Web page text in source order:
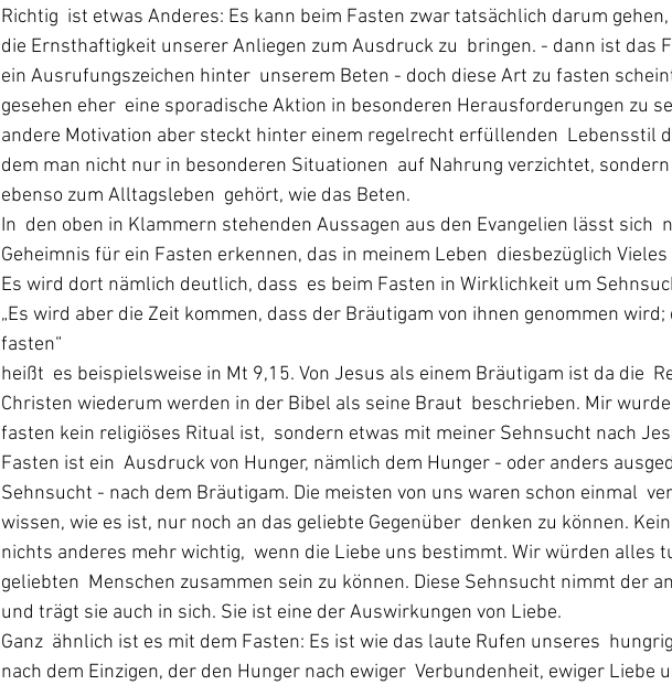
Richtig  ist etwas Anderes: Es kann beim Fasten zwar tatsächlich darum
die Ernsthaftigkeit unserer Anliegen zum Ausdruck zu  bringen. - dann ist das
ein Ausrufungszeichen hinter  unserem Beten - doch diese Art zu fasten
gesehen eher  eine sporadische Aktion in besonderen Herausforderungen zu
andere Motivation aber steckt hinter einem regelrecht erfüllenden  Lebensstil
dem man nicht nur in besonderen Situationen  auf Nahrung verzichtet,
ebenso zum Alltagsleben  gehört, wie das Beten.
In  den oben in Klammern stehenden Aussagen aus den Evangelien lässt sich
Geheimnis für ein Fasten erkennen, das in meinem Leben  diesbezüglich
Es wird dort nämlich deutlich, dass  es beim Fasten in Wirklichkeit um
„Es wird aber die Zeit kommen, dass der Bräutigam von ihnen genommen
fasten“
heißt  es beispielsweise in Mt 9,15. Von Jesus als einem Bräutigam ist da die
Christen wiederum werden in der Bibel als seine Braut  beschrieben. Mir
fasten kein religiöses Ritual ist,  sondern etwas mit meiner Sehnsucht nach
Fasten ist ein  Ausdruck von Hunger, nämlich dem Hunger - oder anders
Sehnsucht - nach dem Bräutigam. Die meisten von uns waren schon einmal
wissen, wie es ist, nur noch an das geliebte Gegenüber  denken zu können.
nichts anderes mehr wichtig,  wenn die Liebe uns bestimmt. Wir würden alles
geliebten  Menschen zusammen sein zu können. Diese Sehnsucht nimmt der
und trägt sie auch in sich. Sie ist eine der Auswirkungen von Liebe.
Ganz  ähnlich ist es mit dem Fasten: Es ist wie das laute Rufen unseres
nach dem Einzigen, der den Hunger nach ewiger  Verbundenheit, ewiger Liebe